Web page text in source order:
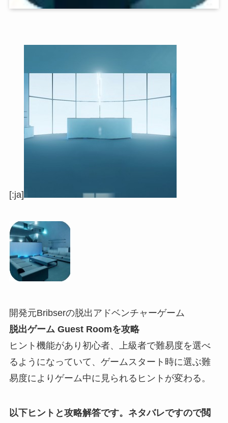
[:ja]
開発元Bribserの脱出アドベンチャーゲーム
脱出ゲーム Guest Roomを攻略
ヒント機能があり初心者、上級者で難易度を選べ
るようになっていて、ゲームスタート時に選ぶ難
易度によりゲーム中に見られるヒントが変わる。
以下ヒントと攻略解答です。ネタバレですので閲